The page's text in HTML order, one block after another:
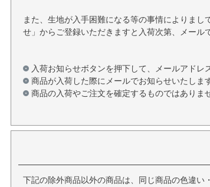
また、生地が入手困難になる等の事情によりま
せ」からご登録いただきますと入荷次第、メール
入荷お知らせボタンを押下して、メールアドレ
商品が入荷した際にメールでお知らせいたします
商品の入荷やご注文を確定するものではありま
下記の除外商品以外の商品は、同じ商品の色違